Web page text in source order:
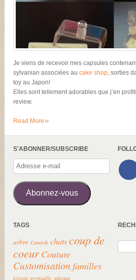
Je viens de recevoir mes capsules
sylvanian associées aucake shop, sorties
toy au Japon!
Elles sont tellement adorables que j’en
review.
Read More»
S'ABONNER/SUBSCRIBE
Adresse
e-
mail
Abonnez-vous
TAGS
arbre Canards chatscoup de
coeur Couture
Customisation familles
Gossip grenouille gâteaux